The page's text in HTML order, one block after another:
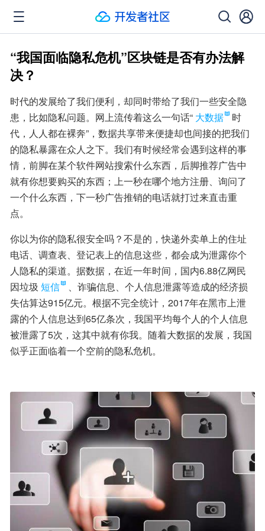
“我国面临隐私危机”区块链是否有办法解
决？
时代的发展给了我们便利，却同时带给了我们一些安全隐
患，比如隐私问题。网上流传着这么一句话“ 大数据
时
代，人人都在裸奔”，数据共享带来便捷却也间接的把我们
的隐私暴露在众人之下。我们有时候经常会遇到这样的事
情，前脚在某个软件网站搜索什么东西，后脚推荐广告中
就有你想要购买的东西；上一秒在哪个地方注册、询问了
一个什么东西，下一秒广告推销的电话就打过来直击重
点。
你以为你的隐私很安全吗？不是的，快递外卖单上的住址
电话、调查表、登记表上的信息这些，都会成为泄露你个
人隐私的渠道。据数据，在近一年时间，国内6.88亿网民
因垃圾 短信
、诈骗信息、个人信息泄露等造成的经济损
失估算达915亿元。根据不完全统计，2017年在黑市上泄
露的个人信息达到65亿条次，我国平均每个人的个人信息
被泄露了5次，这其中就有你我。随着大数据的发展，我国
似乎正面临着一个空前的隐私危机。